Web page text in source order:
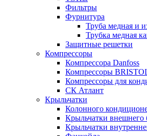
Фильтры
Фурнитура
Труба медная и
Трубка медная
Защитные решетки
Компрессоры
Компрессора Danfoss
Компрессоры
Компрессоры для
СК Атлант
Крыльчатки
Колонного
Крыльчатки внешнего
Крыльчатки